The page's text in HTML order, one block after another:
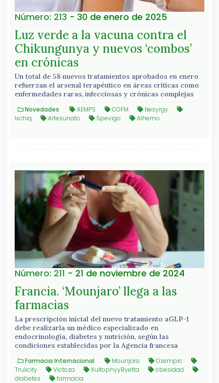
Número: 213 - 30 de enero de 2025
Luz verde a la vacuna contra el
Chikungunya y nuevos ‘combos’
en crónicas
Un total de 58 nuevos tratamientos aprobados en enero
refuerzan el arsenal terapéutico en áreas críticas como
enfermedades raras, infecciosas y crónicas complejas
Novedades AEMPS COFM
Nesyrgy
Ixchiq
Artesunato Spevigo Alhemo
Número: 211 - 21 de noviembre de 2024
Francia. ‘Mounjaro’ llega a las
farmacias
La prescripción inicial del nuevo tratamiento aGLP-1
debe realizarla un médico especializado en
endocrinología, diabetes y nutrición, según las
condiciones establecidas por la Agencia francesa
Farmacia Internacional Mounjaro
Ozempic
Trulicity
Victoza XultophyyByetta
obesidad
diabetes
farmacia